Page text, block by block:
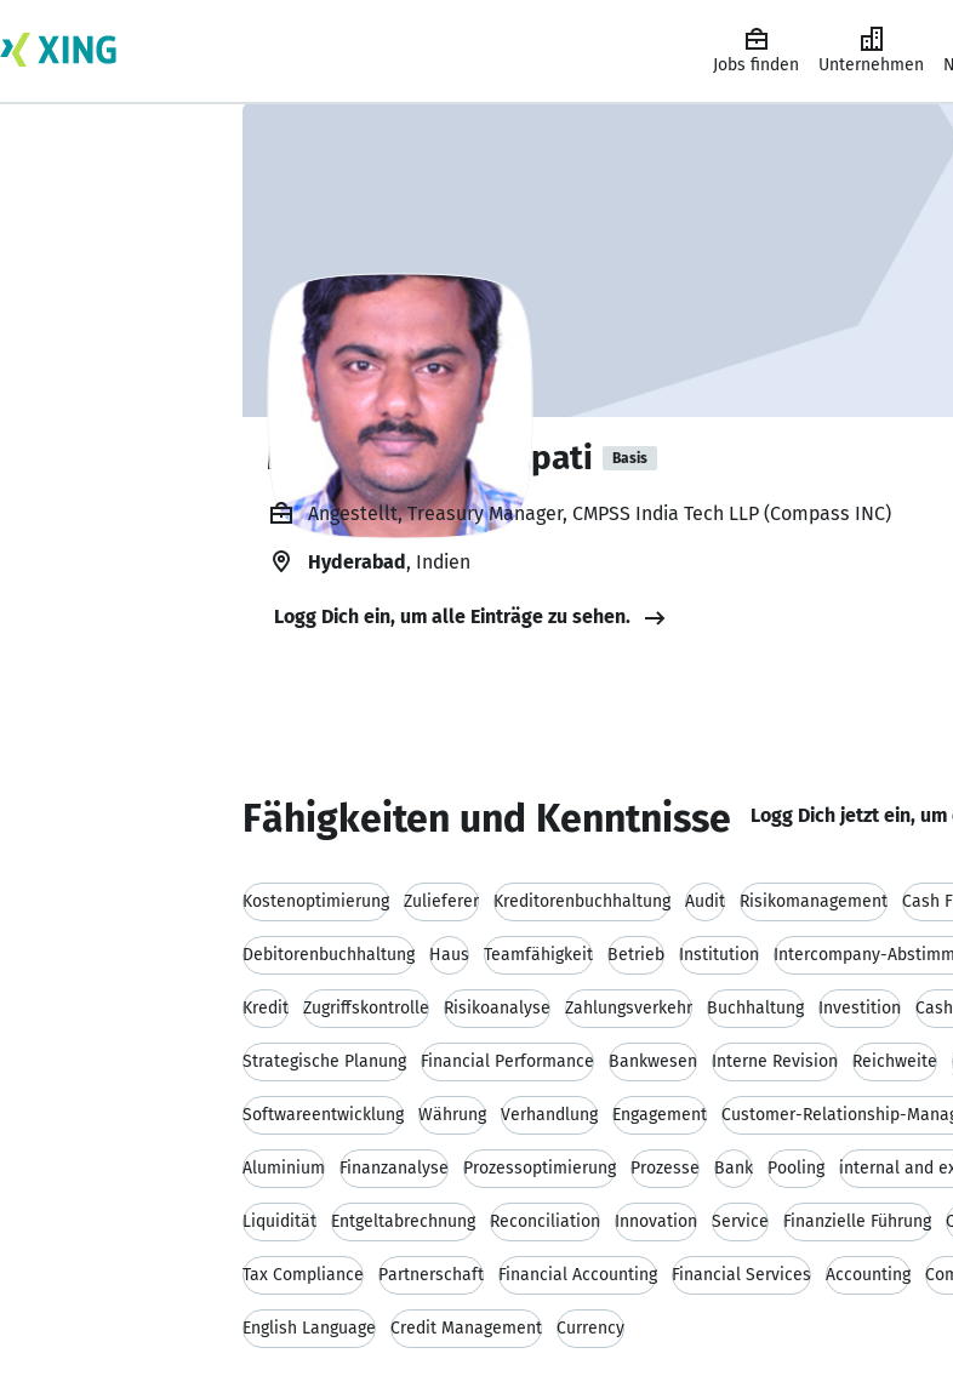
Jobs finden Unternehmen
Murali Mohan Alapati Basis
Angestellt, Treasury Manager, CMPSS India Tech LLP (Compass INC)
Hyderabad, Indien
Logg Dich ein, um alle Einträge zu sehen.
Fähigkeiten und Kenntnisse Logg Dich jetzt ein,
Kostenoptimierung Zulieferer Kreditorenbuchhaltung Audit Risikomanagement Cash
Debitorenbuchhaltung Haus Teamfähigkeit Betrieb Institution Intercompany-
Kredit Zugriffskontrolle Risikoanalyse Zahlungsverkehr Buchhaltung Investition
Strategische Planung Financial Performance Bankwesen Interne Revision Reichweite
Softwareentwicklung Währung Verhandlung Engagement Customer-Relationship-
Aluminium Finanzanalyse Prozessoptimierung Prozesse Bank Pooling internal and
Liquidität Entgeltabrechnung Reconciliation Innovation Service Finanzielle Führung
Tax Compliance Partnerschaft Financial Accounting Financial Services Accounting
English Language Credit Management Currency